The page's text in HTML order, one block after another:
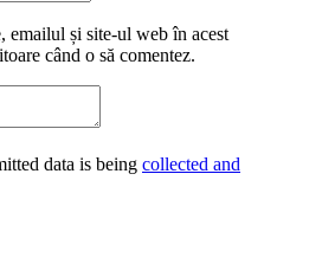
emailul și site-ul web în acest
când o să comentez.
data is being collected and